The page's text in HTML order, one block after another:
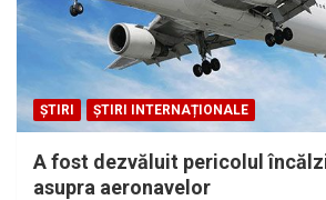
ȘTIRI ȘTIRI INTERNAȚIONALE
A fost dezvăluit pericolul
asupra aeronavelor